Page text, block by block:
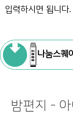
입력하시면 됩니다.
나눔스퀘